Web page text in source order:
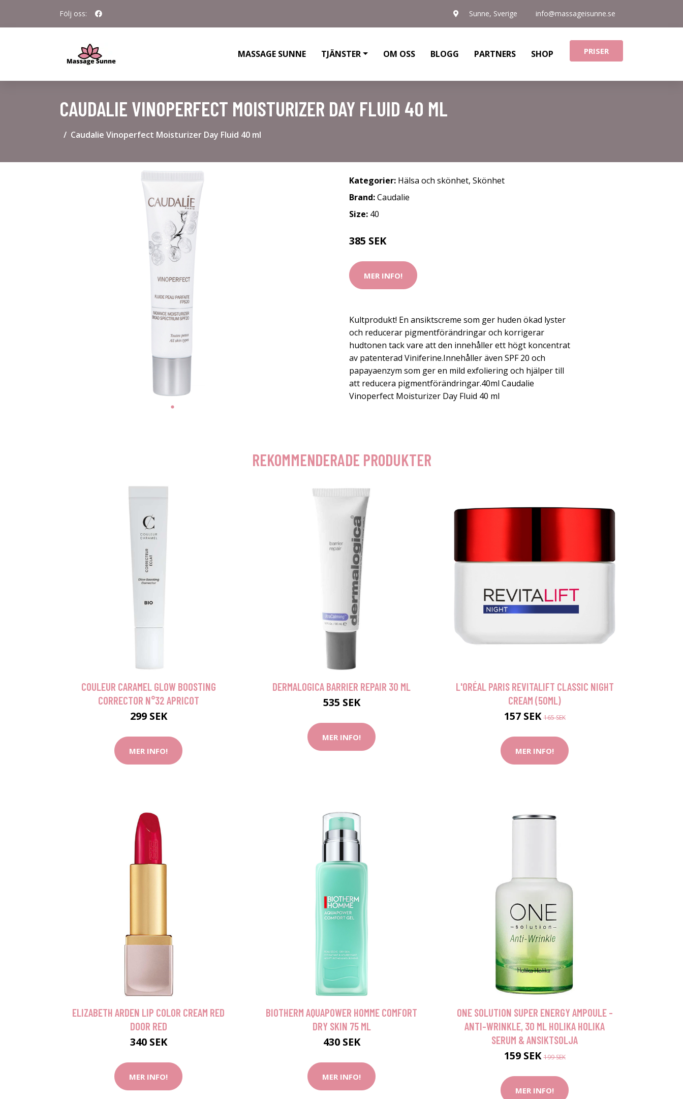
Följ oss: Sunne, Sverige info@massageisunne.se
MASSAGE SUNNE TJÄNSTER OM OSS BLOGG PARTNERS SHOP PRISER
CAUDALIE VINOPERFECT MOISTURIZER DAY FLUID 40 ML
Caudalie Vinoperfect Moisturizer Day Fluid 40 ml
Kategorier: Hälsa och skönhet, Skönhet
Brand:Caudalie
Size: 40
385 SEK
MER INFO!
Kultprodukt! En ansiktscreme som ger huden ökad lyster
och reducerar pigmentförändringar och korrigerar
hudtonen tack vare att den innehåller ett högt koncentrat
av patenterad Viniferine.Innehåller även SPF 20 och
papayaenzym som ger en mild exfoliering och hjälper till
att reducera pigmentförändringar.40ml Caudalie
Vinoperfect Moisturizer Day Fluid 40 ml
REKOMMENDERADE PRODUKTER
COULEUR CARAMEL GLOW BOOSTING
CORRECTOR N°32 APRICOT
299 SEK
MER INFO!
DERMALOGICA BARRIER REPAIR 30 ML
535 SEK
MER INFO!
L'ORÉAL PARIS REVITALIFT CLASSIC NIGHT
CREAM (50ML)
157 SEK165 SEK
MER INFO!
ELIZABETH ARDEN LIP COLOR CREAM RED
DOOR RED
340 SEK
MER INFO!
BIOTHERM AQUAPOWER HOMME COMFORT
DRY SKIN 75 ML
430 SEK
MER INFO!
ONE SOLUTION SUPER ENERGY AMPOULE -
ANTI-WRINKLE, 30 ML HOLIKA HOLIKA
SERUM & ANSIKTSOLJA
159 SEK199 SEK
MER INFO!